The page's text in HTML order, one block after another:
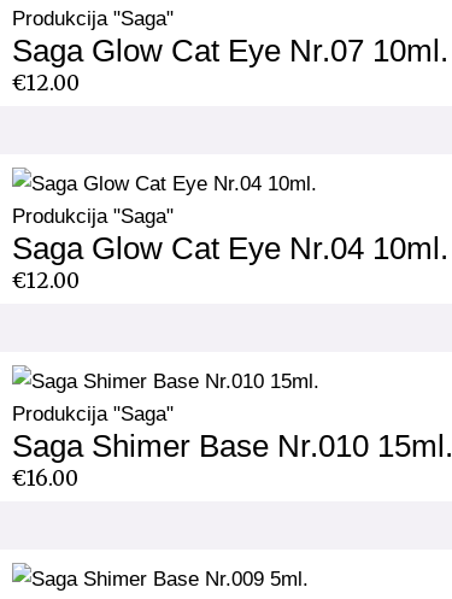
Produkcija "Saga"
Saga Glow Cat Eye Nr.07 10ml.
€12.00
Produkcija "Saga"
Saga Glow Cat Eye Nr.04 10ml.
€12.00
Produkcija "Saga"
Saga Shimer Base Nr.010 15ml.
€16.00